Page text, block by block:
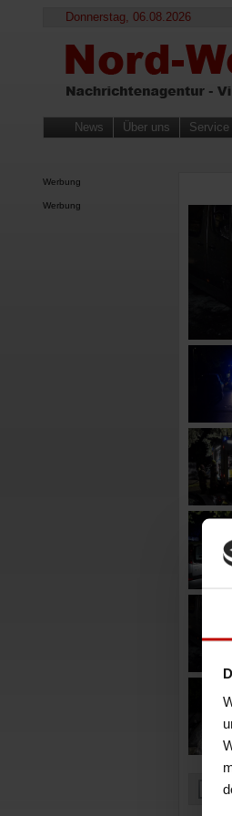
Donnerstag, 06.08.2026
News Über uns Service
Werbung
Werbung